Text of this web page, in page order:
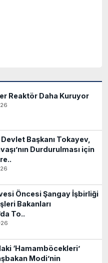
Reaktör Daha Kuruyor
Başkanı Tokayev,
Durdurulması için
Öncesi Şangay İşbirliği
Bakanları
To..
‘Hamamböcekleri’
Modi’nin